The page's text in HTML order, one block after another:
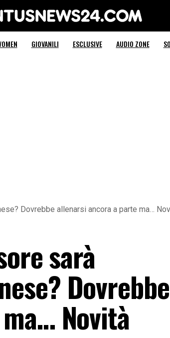
Juventus News 24
GIOVANILI ESCLUSIVE AUDIO ZONE
Dovrebbe allenarsi ancora a parte ma…
sarà
Dovrebbe
Novità